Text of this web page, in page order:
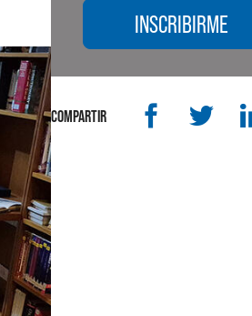
INSCRIBIRME
COMPARTIR